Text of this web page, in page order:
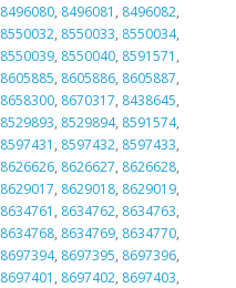
8496080, 8496081 , 8496082,
8550032, 8550033, 8550034,
8550039, 8550040, 8591571 ,
8605885, 8605886, 8605887,
8658300, 8670317, 8438645,
8529893, 8529894, 8591574,
8597431 , 8597432, 8597433,
8626626, 8626627, 8626628,
8629017, 8629018, 8629019,
8634761 , 8634762, 8634763,
8634768, 8634769, 8634770,
8697394, 8697395, 8697396,
8697401 , 8697402, 8697403,